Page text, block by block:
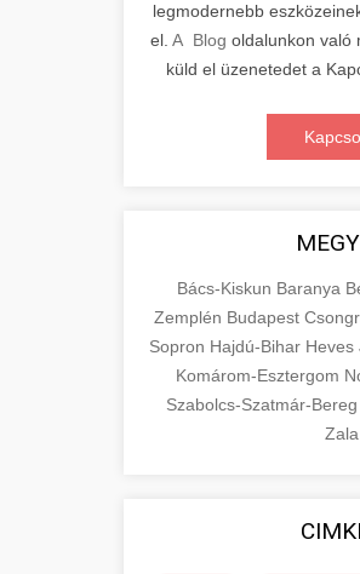
legmodernebb
el. A Blog oldalunkon való
küld el üzenetedet a
Bács-Kiskun Baranya
Zemplén Budapest
Sopron Hajdú-Bihar Heves
Komárom-Esztergom
Szabolcs-Szatmár-Bereg
Zala